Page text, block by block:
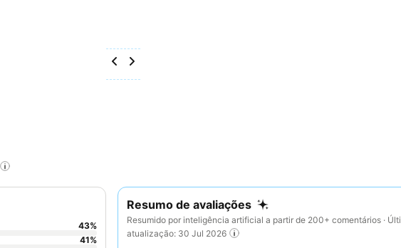
Resumo de avaliações
Resumido por inteligência artificial a partir de 200+ comentários ·
atualização: 30 Jul 2026
43%
41%